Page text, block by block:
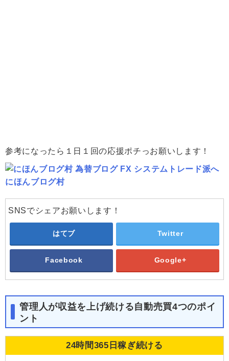
参考になったら１日１回の応援ポチっお願いします！
にほんブログ村
SNSでシェアお願いします！
はてブ Twitter
Facebook Google+
管理人が収益を上げ続ける自動売買4つのポイ
ント
24時間365日稼ぎ続ける